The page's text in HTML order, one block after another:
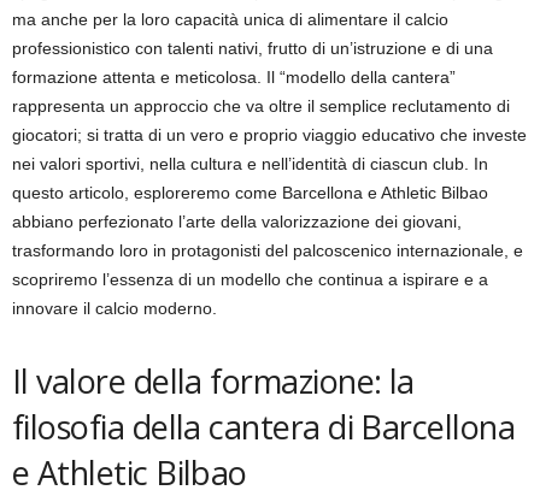
ma anche per la loro capacità unica di alimentare il calcio
professionistico con talenti nativi, frutto di un’istruzione e di una
formazione attenta e meticolosa. Il “modello della cantera”
rappresenta un approccio che va oltre il semplice reclutamento di
giocatori; si tratta di un vero e proprio viaggio educativo che investe
nei valori sportivi, nella cultura e nell’identità di ciascun club. In
questo articolo, esploreremo come Barcellona e Athletic Bilbao
abbiano perfezionato l’arte della valorizzazione dei giovani,
trasformando loro in protagonisti del palcoscenico internazionale, e
scopriremo l’essenza di un modello che continua a ispirare e a
innovare il calcio moderno.
Il valore della formazione: la
filosofia della cantera di Barcellona
e Athletic Bilbao